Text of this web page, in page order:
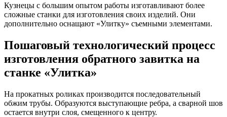
Кузнецы с большим опытом работы изготавливают более
сложные станки для изготовления своих изделий. Они
дополнительно оснащают «Улитку» съемными элементами.
Пошаговый технологический процесс
изготовления обратного завитка на
станке «Улитка»
На прокатных роликах производится последовательный
обжим трубы. Образуются выступающие ребра, а сварной шов
остается внутри слоя, смещенного к центру.